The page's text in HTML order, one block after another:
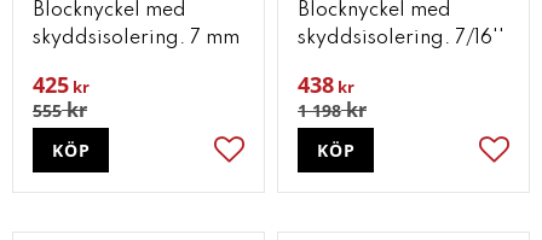
Blocknyckel med
skyddsisolering. 7 mm
425 kr
555kr
Lägg till i favoriter
KÖP
Blocknyckel med
skyddsisolering. 7/16''
438 kr
1 198kr
KÖP